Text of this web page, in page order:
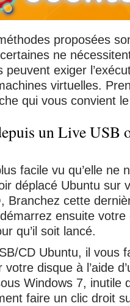
proposées
ne
peuvent exiger
virtuelles.
qui vous convient
un Live USB
facile vu qu’elle ne
déplacé Ubuntu sur
Branchez cette
ensuite
qu’il soit lancé.
CD Ubuntu, il vous
disque à l’aide
Windows 7, inutile
faire un clic droit